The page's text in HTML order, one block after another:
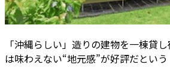
「沖縄らしい」造りの建物を一棟貸
は味わえない“地元感”が好評だという